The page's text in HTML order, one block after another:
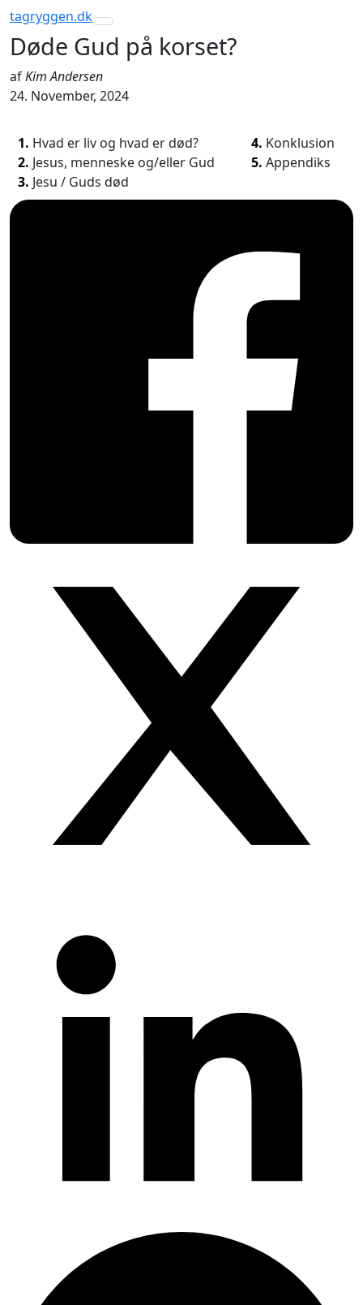
tagryggen.dk
Toggle navigation
Døde Gud på korset?
afKim Andersen
24. November, 2024
1. Hvad er liv og hvad er død?
2. Jesus, menneske og/eller Gud
3. Jesu / Guds død
4. Konklusion
5. Appendiks